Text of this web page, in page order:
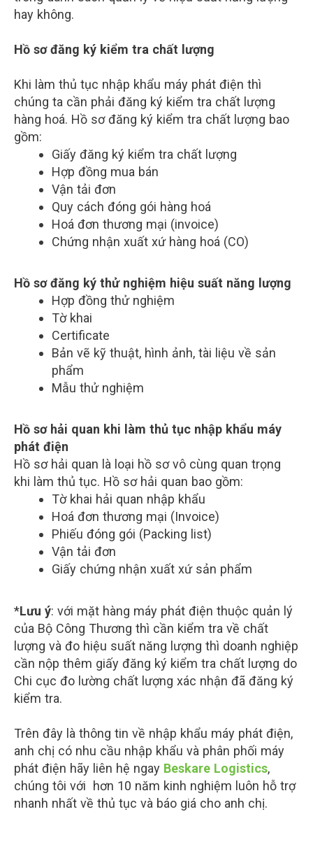
hay không.
Hồ sơ đăng ký kiểm tra chất lượng
Khi làm thủ tục nhập khẩu máy phát điện thì
chúng ta cần phải đăng ký kiểm tra chất lượng
hàng hoá. Hồ sơ đăng ký kiểm tra chất lượng bao
gồm:
Giấy đăng ký kiểm tra chất lượng
Hợp đồng mua bán
Vận tải đơn
Quy cách đóng gói hàng hoá
Hoá đơn thương mại (invoice)
Chứng nhận xuất xứ hàng hoá (CO)
Hồ sơ đăng ký thử nghiệm hiệu suất năng lượng
Hợp đồng thử nghiệm
Tờ khai
Certificate
Bản vẽ kỹ thuật, hình ảnh, tài liệu về sản
phẩm
Mẫu thử nghiệm
Hồ sơ hải quan khi làm thủ tục nhập khẩu máy
phát điện
Hồ sơ hải quan là loại hồ sơ vô cùng quan trọng
khi làm thủ tục. Hồ sơ hải quan bao gồm:
Tờ khai hải quan nhập khẩu
Hoá đơn thương mại (Invoice)
Phiếu đóng gói (Packing list)
Vận tải đơn
Giấy chứng nhận xuất xứ sản phẩm
*Lưu ý: với mặt hàng máy phát điện thuộc quản lý
của Bộ Công Thương thì cần kiểm tra về chất
lượng và đo hiệu suất năng lượng thì doanh nghiệp
cần nộp thêm giấy đăng ký kiểm tra chất lượng do
Chi cục đo lường chất lượng xác nhận đã đăng ký
kiểm tra.
Trên đây là thông tin về nhập khẩu máy phát điện,
anh chị có nhu cầu nhập khẩu và phân phối máy
phát điện hãy liên hệ ngay Beskare Logistics,
chúng tôi với hơn 10 năm kinh nghiệm luôn hỗ trợ
nhanh nhất về thủ tục và báo giá cho anh chị.